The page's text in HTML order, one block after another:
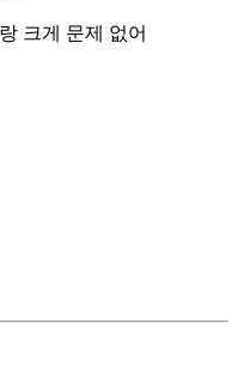
크게 문제 없어